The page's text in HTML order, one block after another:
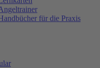
für die Praxis